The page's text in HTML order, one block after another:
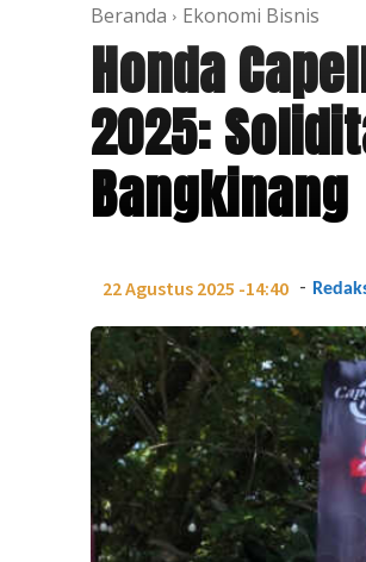
Beranda Ekonomi Bisnis
Honda
2025:
Bangkinang
22 Agustus 2025 -14:40 -